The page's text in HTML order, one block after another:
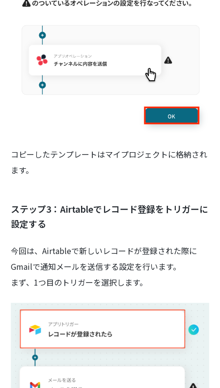
コピーしたテンプレートはマイプロジェクトに格納され
ます。
ステップ3：Airtableでレコード登録をトリガーに
設定する
今回は、Airtableで新しいレコードが登録された際に
Gmailで通知メールを送信する設定を行います。
まず、1つ目のトリガーを選択します。